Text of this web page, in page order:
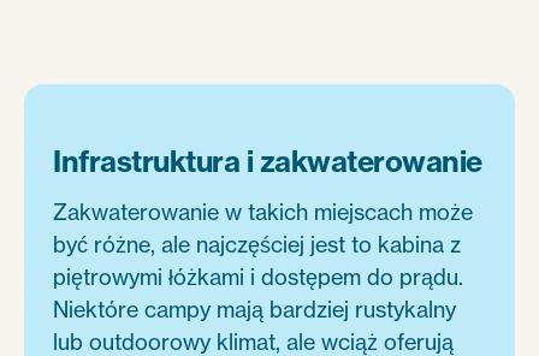
Infrastruktura i zakwaterowanie
Zakwaterowanie w takich miejscach może
być różne, ale najczęściej jest to kabina z
piętrowymi łóżkami i dostępem do prądu.
Niektóre campy mają bardziej rustykalny
lub outdoorowy klimat, ale wciąż oferują